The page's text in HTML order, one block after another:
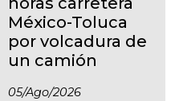
México-Toluca
por volcadura de
un camión
05/ago/2026